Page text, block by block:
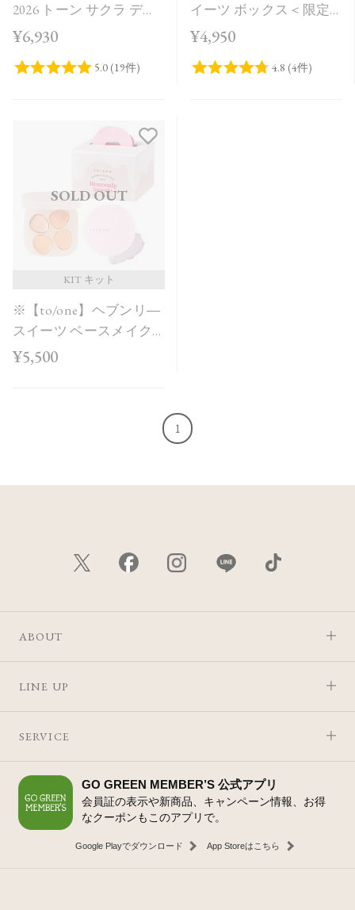
2026 トーン サクラ デュ
オ［A,B］＜限定品＞
¥6,930
イーツ ボックス＜限定
品全3種＞＜Holiday
¥4,950
SOLD OUT
KIT キット
※【to/one】ヘブンリ―
スイーツ ベースメイク
ボックス＜Holiday
¥5,500
1
ABOUT
LINE UP
SERVICE
GO GREEN MEMBER’S 公式アプリ
会員証の表示や新商品、キャンペーン情報、お得
なクーポンもこのアプリで。
Google Playでダウンロード App Storeはこちら